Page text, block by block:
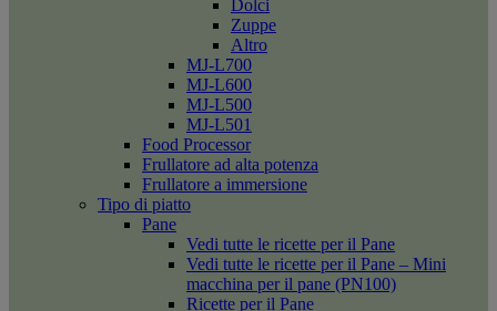
Dolci
Zuppe
Altro
MJ-L700
MJ-L600
MJ-L500
MJ-L501
Food Processor
Frullatore ad alta potenza
Frullatore a immersione
Tipo di piatto
Pane
Vedi tutte le ricette per il Pane
Vedi tutte le ricette per il Pane – Mini
macchina per il pane (PN100)
Ricette per il Pane